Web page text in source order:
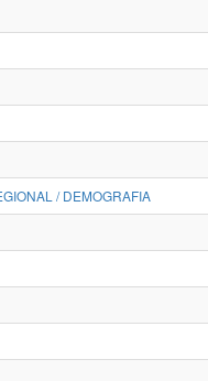
/ DEMOGRAFIA